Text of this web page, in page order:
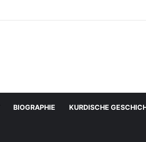
BIOGRAPHIE KURDISCHE